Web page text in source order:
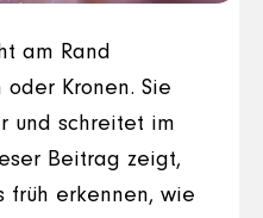
am Rand
Kronen. Sie
und schreitet im
Beitrag zeigt,
früh erkennen, wie